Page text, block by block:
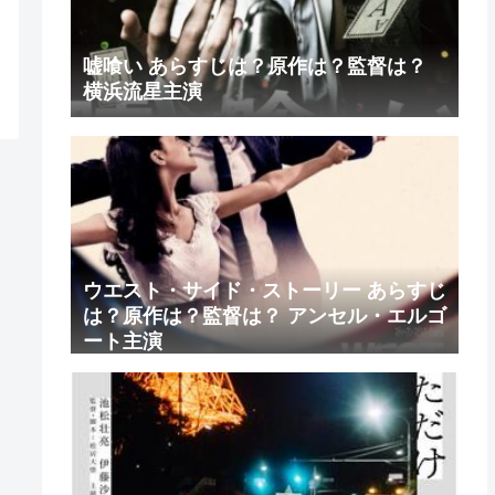
嘘喰い あらすじは？原作は？監督は？
横浜流星主演
ウエスト・サイド・ストーリー あらすじ
は？原作は？監督は？ アンセル・エルゴ
ート主演